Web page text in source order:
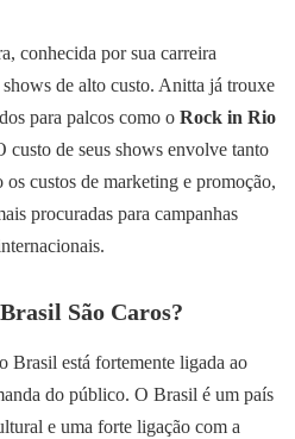
conhecida por sua carreira
de alto custo. Anitta já trouxe
para palcos como o Rock in Rio
custo de seus shows envolve tanto
custos de marketing e promoção,
procuradas para campanhas
São Caros?
Brasil está fortemente ligada ao
do público. O Brasil é um país
e uma forte ligação com a